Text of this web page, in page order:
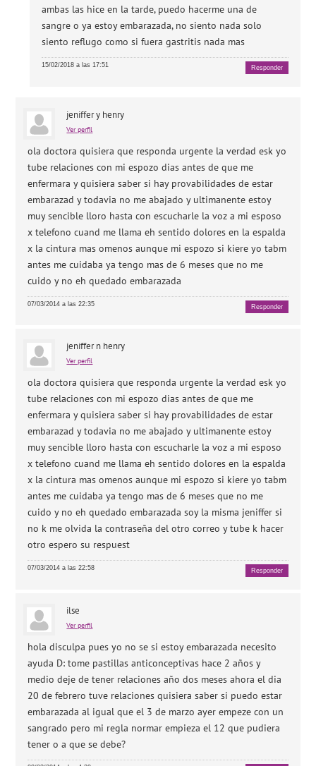
ambas las hice en la tarde, puedo hacerme una de
sangre o ya estoy embarazada, no siento nada solo
siento reflugo como si fuera gastritis nada mas
15/02/2018 a las 17:51 Responder
jeniffer y henry
Ver perfil
ola doctora quisiera que responda urgente la verdad esk yo
tube relaciones con mi espozo dias antes de que me
enfermara y quisiera saber si hay provabilidades de estar
embarazad y todavia no me abajado y ultimanente estoy
muy sencible lloro hasta con escucharle la voz a mi esposo
x telefono cuand me llama eh sentido dolores en la espalda
x la cintura mas omenos aunque mi espozo si kiere yo tabm
antes me cuidaba ya tengo mas de 6 meses que no me
cuido y no eh quedado embarazada
07/03/2014 a las 22:35 Responder
jeniffer n henry
Ver perfil
ola doctora quisiera que responda urgente la verdad esk yo
tube relaciones con mi espozo dias antes de que me
enfermara y quisiera saber si hay provabilidades de estar
embarazad y todavia no me abajado y ultimanente estoy
muy sencible lloro hasta con escucharle la voz a mi esposo
x telefono cuand me llama eh sentido dolores en la espalda
x la cintura mas omenos aunque mi espozo si kiere yo tabm
antes me cuidaba ya tengo mas de 6 meses que no me
cuido y no eh quedado embarazada soy la misma jeniffer si
no k me olvida la contraseña del otro correo y tube k hacer
otro espero su respuest
07/03/2014 a las 22:58 Responder
ilse
Ver perfil
hola disculpa pues yo no se si estoy embarazada necesito
ayuda D: tome pastillas anticonceptivas hace 2 años y
medio deje de tener relaciones año dos meses ahora el dia
20 de febrero tuve relaciones quisiera saber si puedo estar
embarazada al igual que el 3 de marzo ayer empeze con un
sangrado pero mi regla normar empieza el 12 que pudiera
tener o a que se debe?